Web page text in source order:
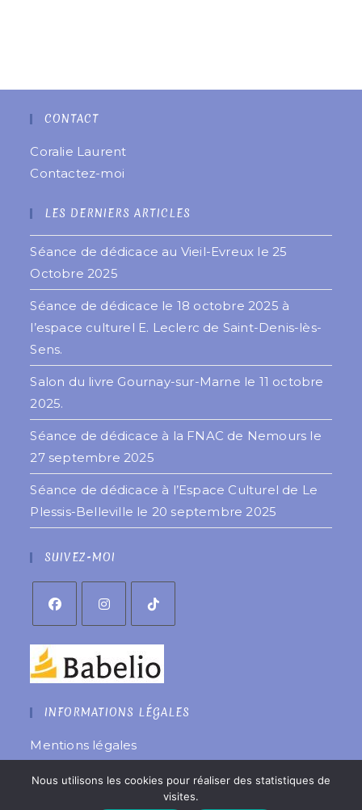
CONTACT
Coralie Laurent
Contactez-moi
LES DERNIERS ARTICLES
Séance de dédicace au Vieil-Evreux le 25
Octobre 2025
Séance de dédicace le 18 octobre 2025 à
l’espace culturel E. Leclerc de Saint-Denis-lès-
Sens.
Salon du livre Gournay-sur-Marne le 11 octobre
2025.
Séance de dédicace à la FNAC de Nemours le
27 septembre 2025
Séance de dédicace à l’Espace Culturel de Le
Plessis-Belleville le 20 septembre 2025
SUIVEZ-MOI
INFORMATIONS LÉGALES
Mentions légales
Site réalisé parêtreweb
Nous utilisons les cookies pour réaliser des statistiques de
visites.